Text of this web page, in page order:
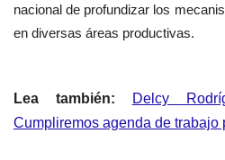
nacional de profundizar los
en diversas áreas productivas.
Lea también:
Delcy
Cumpliremos agenda de trabajo